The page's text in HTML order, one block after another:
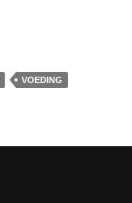
VOEDING